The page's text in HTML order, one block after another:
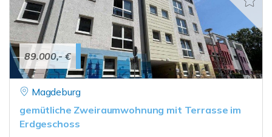
89.000,- €
Magdeburg
gemütliche Zweiraumwohnung mit Terrasse im
Erdgeschoss